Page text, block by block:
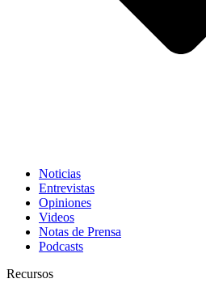
Noticias
Entrevistas
Opiniones
Videos
Notas de Prensa
Podcasts
Recursos